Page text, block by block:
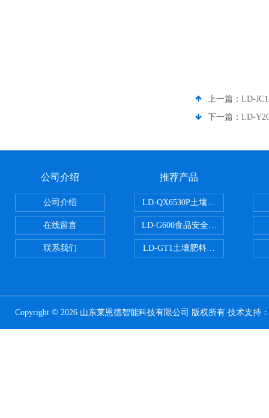
上一篇： LD-
下一篇： LD-
公司介绍
公司介绍
在线留言
联系我们
推荐产品
LD-QX6530P土壤氧化还原电位检
LD-G600食品安全检测仪
LD-GT1土壤肥料养分检测仪
Copyright © 2026 山东莱恩德智能科技有限公司 版权所有 技术支持：